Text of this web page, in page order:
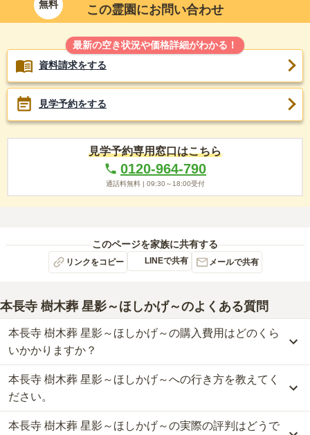
無料 この霊園にお問い合わせ
最新の空き状況や価格詳細がわかる！
資料請求をする
見学予約をする
見学予約専用窓口はこちら
0120-964-790
通話料無料 | 09:30～18:00受付
このページを家族に共有する
リンクをコピー LINEで共有 メールで共有
本長寺 樹木葬 星影～ほしかげ～のよくある質問
本長寺 樹木葬 星影～ほしかげ～の購入費用はどのくら
いかかりますか？
本長寺 樹木葬 星影～ほしかげ～では、樹木葬が約10万円からお求
めいただけます。
なお、本長寺 樹木葬 星影～ほしかげ～がある神奈川県の相場は、
樹木葬が約61万円です。
本長寺 樹木葬 星影～ほしかげ～への行き方を教えてく
ださい。
公共交通機関の場合、東急東横線「大倉山駅」から徒歩約10分で
本長寺 樹木葬 星影～ほしかげ～の実際の評判はどうで